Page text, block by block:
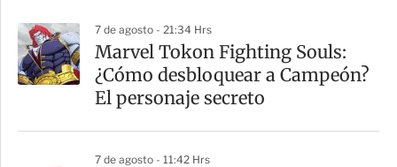
a
r
t
7 de agosto - 21:34 Hrs
Marvel Tokon Fighting Souls:
¿Cómo desbloquear a Campeón?
El personaje secreto
7 de agosto - 11:42 Hrs